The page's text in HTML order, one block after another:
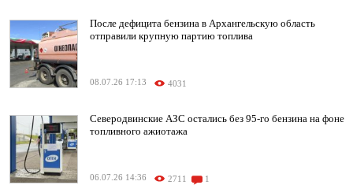
После дефицита бензина в Архангельскую область
отправили крупную партию топлива
08.07.26 17:13 4031
Северодвинские АЗС остались без 95-го бензина на фоне
топливного ажиотажа
06.07.26 14:36 2711 1